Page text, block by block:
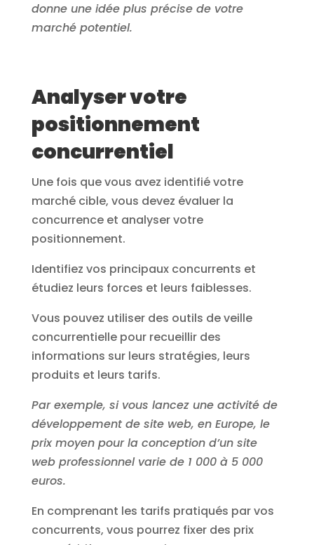
donne une idée plus précise de votre
marché potentiel.
Analyser votre
positionnement
concurrentiel
Une fois que vous avez identifié votre
marché cible, vous devez évaluer la
concurrence et analyser votre
positionnement.
Identifiez vos principaux concurrents et
étudiez leurs forces et leurs faiblesses.
Vous pouvez utiliser des outils de veille
concurrentielle pour recueillir des
informations sur leurs stratégies, leurs
produits et leurs tarifs.
Par exemple, si vous lancez une activité de
développement de site web, en Europe, le
prix moyen pour la conception d’un site
web professionnel varie de 1 000 à 5 000
euros.
En comprenant les tarifs pratiqués par vos
concurrents, vous pourrez fixer des prix